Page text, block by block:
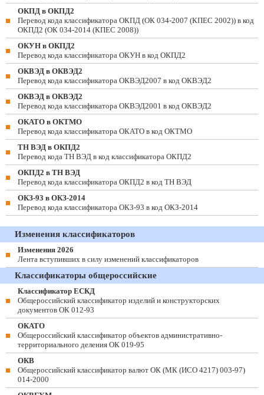
ОКПД в ОКПД2
Перевод кода классификатора ОКПД (ОК 034-2007 (КПЕС 2002)) в код
ОКПД2 (ОК 034-2014 (КПЕС 2008))
ОКУН в ОКПД2
Перевод кода классификатора ОКУН в код ОКПД2
ОКВЭД в ОКВЭД2
Перевод кода классификатора ОКВЭД2007 в код ОКВЭД2
ОКВЭД в ОКВЭД2
Перевод кода классификатора ОКВЭД2001 в код ОКВЭД2
ОКАТО в ОКТМО
Перевод кода классификатора ОКАТО в код ОКТМО
ТН ВЭД в ОКПД2
Перевод кода ТН ВЭД в код классификатора ОКПД2
ОКПД2 в ТН ВЭД
Перевод кода классификатора ОКПД2 в код ТН ВЭД
ОКЗ-93 в ОКЗ-2014
Перевод кода классификатора ОКЗ-93 в код ОКЗ-2014
Изменения классификаторов
Изменения 2026
Лента вступивших в силу изменений классификаторов
Классификаторы общероссийские
Классификатор ЕСКД
Общероссийский классификатор изделий и конструкторских
документов ОК 012-93
ОКАТО
Общероссийский классификатор объектов административно-
территориального деления ОК 019-95
ОКВ
Общероссийский классификатор валют ОК (МК (ИСО 4217) 003-97)
014-2000